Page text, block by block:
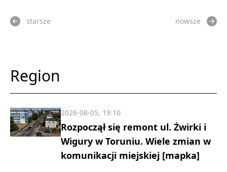
starsze nowsze
Region
Rozpoczął się remont ul. Żwirki i
Wigury w Toruniu. Wiele zmian w
komunikacji miejskiej [mapka]
2026-08-05, 19:10